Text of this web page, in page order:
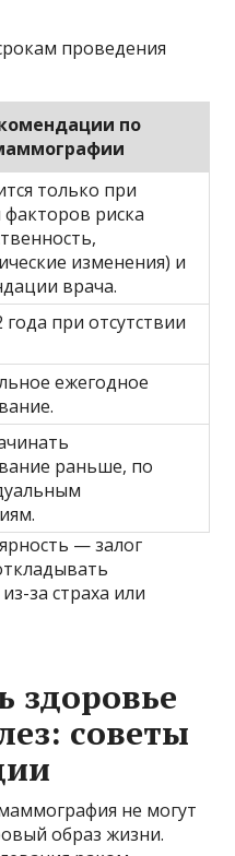
проведения
по
только при
риска
изменения) и
врача.
года при отсутствии
ежегодное
раньше, по
— залог
за страха или
здоровье
советы
не могут
образ жизни.